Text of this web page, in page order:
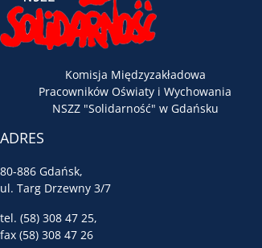
Komisja Międzyzakładowa
Pracowników Oświaty i Wychowania
NSZZ "Solidarność" w Gdańsku
ADRES
80-886 Gdańsk,
ul. Targ Drzewny 3/7
tel. (58) 308 47 25,
fax (58) 308 47 26